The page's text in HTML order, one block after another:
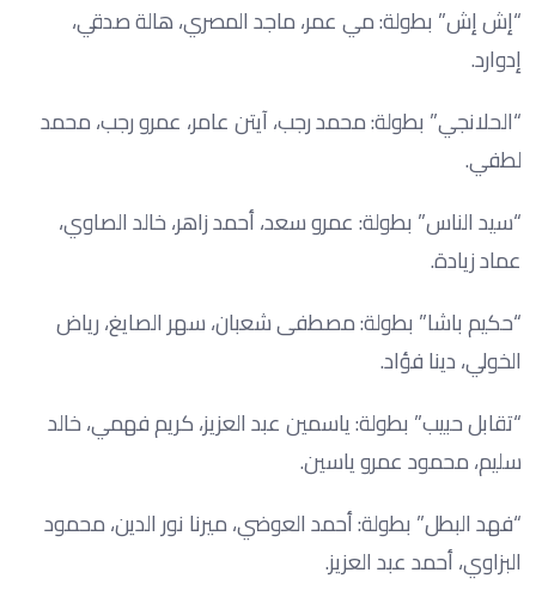
“إش إش” بطولة: مي عمر، ماجد المصري، هالة صدقي،
إدوارد.
“الحلانجي” بطولة: محمد رجب، آيتن عامر، عمرو رجب، محمد
لطفي.
“سيد الناس” بطولة: عمرو سعد، أحمد زاهر، خالد الصاوي،
عماد زيادة.
“حكيم باشا” بطولة: مصطفى شعبان، سهر الصايغ، رياض
الخولي، دينا فؤاد.
“تقابل حبيب” بطولة: ياسمين عبد العزيز، كريم فهمي، خالد
سليم، محمود عمرو ياسين.
“فهد البطل” بطولة: أحمد العوضي، ميرنا نور الدين، محمود
البزاوي، أحمد عبد العزيز.